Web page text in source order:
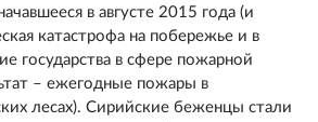
в августе 2015 года (и
катастрофа на побережье и в
государства в сфере пожарной
– ежегодные пожары в
лесах). Сирийские беженцы стали